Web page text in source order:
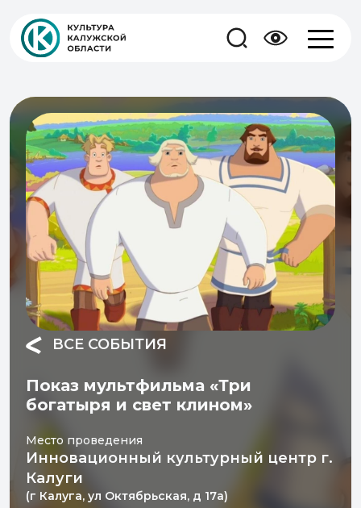
ВСЕ СОБЫТИЯ
Показ мультфильма «Три
богатыря и свет клином»
Место проведения
Инновационный культурный центр г.
Калуги
(г Калуга, ул Октябрьская, д 17а)